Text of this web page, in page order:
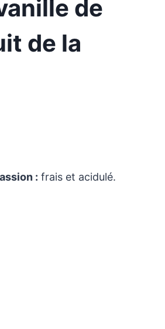
de
de la
: frais et acidulé.